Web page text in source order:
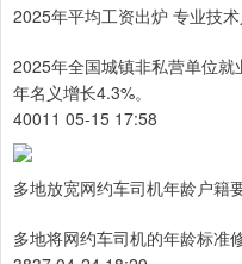
2025年平均工资出炉 专业技
2025年全国城镇非私营单位
年名义增长4.3%。
40011 05-15 17:58
多地放宽网约车司机年龄户籍
多地将网约车司机的年龄标准